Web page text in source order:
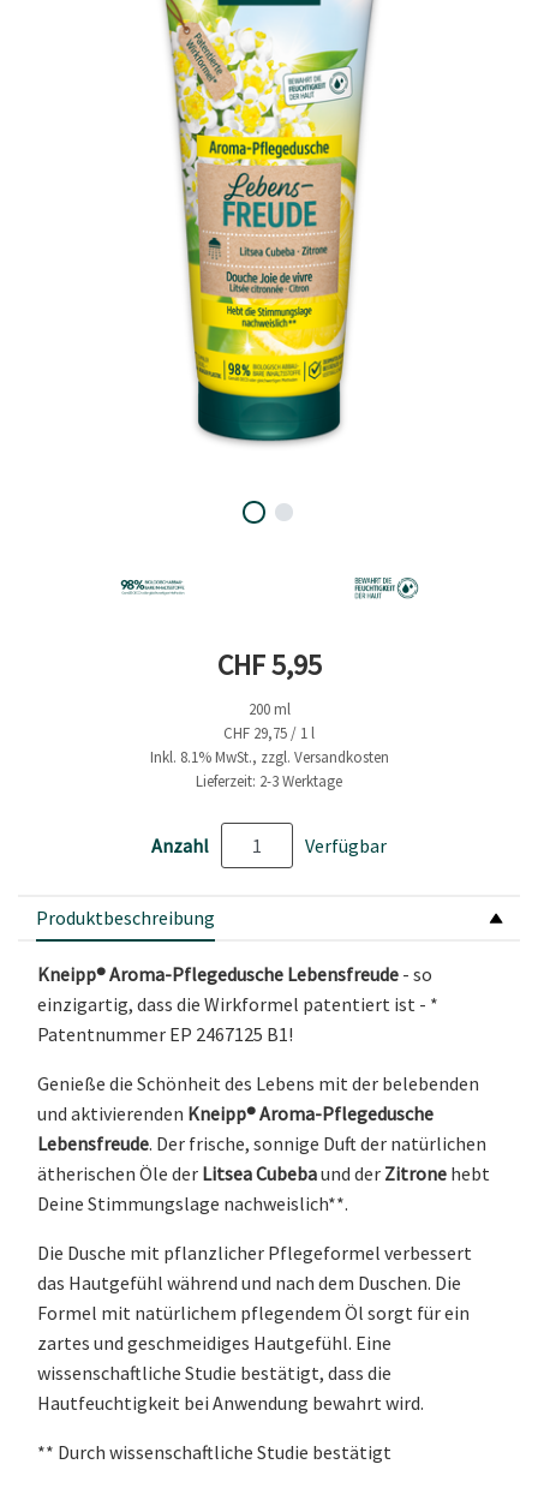
Aktueller Preis
CHF 5,95
200 ml
CHF 29,75 / 1 l
Inkl. 8.1% MwSt., zzgl. Versandkosten
Lieferzeit: 2-3 Werktage
Anzahl Verfügbar
Produktbeschreibung
Kneipp® Aroma-Pflegedusche Lebensfreude - so
einzigartig, dass die Wirkformel patentiert ist - *
Patentnummer EP 2467125 B1!
Genieße die Schönheit des Lebens mit der belebenden
und aktivierenden Kneipp® Aroma-Pflegedusche
Lebensfreude. Der frische, sonnige Duft der natürlichen
ätherischen Öle der Litsea Cubebaund der Zitrone hebt
Deine Stimmungslage nachweislich**.
Die Dusche mit pflanzlicher Pflegeformel verbessert
das Hautgefühl während und nach dem Duschen. Die
Formel mit natürlichem pflegendem Öl sorgt für ein
zartes und geschmeidiges Hautgefühl. Eine
wissenschaftliche Studie bestätigt, dass die
Hautfeuchtigkeit bei Anwendung bewahrt wird.
** Durch wissenschaftliche Studie bestätigt